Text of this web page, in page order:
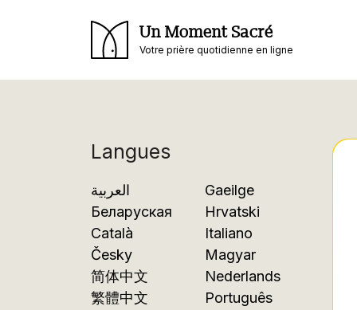
Un Moment Sacré
Votre prière quotidienne en ligne
Langues
العربية
Беларуская
Català
Česky
简体中文
繁體中文
Gaeilge
Hrvatski
Italiano
Magyar
Nederlands
Português